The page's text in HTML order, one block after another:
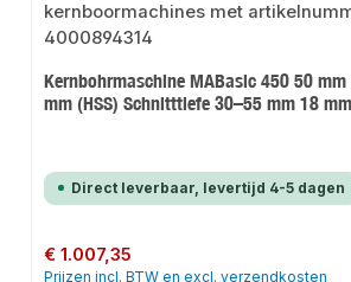
Kernbohrmaschine MABasic 450 50
mm (HSS) Schnitttiefe 30–55 mm 18 mm
Direct leverbaar, levertijd 4-5 dagen
Normale prijs:
€ 1.007,35
Prijzen incl. BTW en excl. verzendkosten